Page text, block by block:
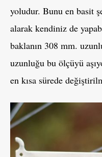
yoludur. Bunu en basit
alarak kendiniz de
baklanın 308 mm.
uzunluğu bu ölçüyü
en kısa sürede